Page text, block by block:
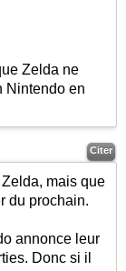
Zelda ne
Nintendo en
Citer
mais que
du prochain.
annonce leur
Donc si il